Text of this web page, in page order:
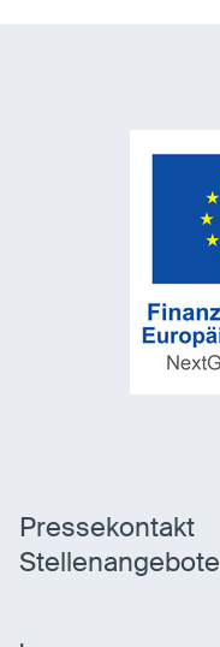
Pressekontakt
Stellenangebote